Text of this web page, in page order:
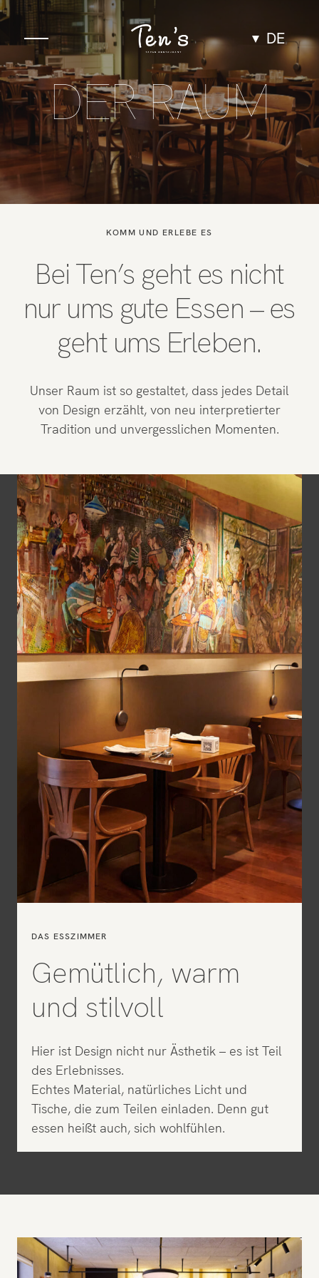
DE
Gastronomie
Raum
Gruppen und
Veranstaltungen
Erlebnisse
Team
DER RAUM
KOMM UND ERLEBE ES
Bei Ten’s geht es nicht
nur ums gute Essen – es
geht ums Erleben.
Unser Raum ist so gestaltet, dass jedes Detail
von Design erzählt, von neu interpretierter
Tradition und unvergesslichen Momenten.
DAS ESSZIMMER
Gemütlich, warm
und stilvoll
Hier ist Design nicht nur Ästhetik – es ist Teil
des Erlebnisses.
Echtes Material, natürliches Licht und
Tische, die zum Teilen einladen. Denn gut
essen heißt auch, sich wohlfühlen.